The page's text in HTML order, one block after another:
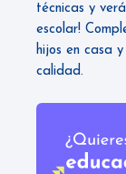
técnicas y
escolar!
hijos en casa
calidad.